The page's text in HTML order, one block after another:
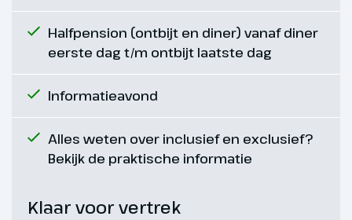
mooie stad Innsbruck, de
hoofdstad van Tirol. Innsbruck
heeft prachtige monumentale
gebouwen zoals de Hofburg en
het kasteel Fürstenburg met het
wandelen dan behoort dat ook
tot de mogelijkheden. Je wordt
gebracht waar je deze laatste
Halfpension (ontbijt en diner) vanaf diner
eerste dag t/m ontbijt laatste dag
Informatieavond
Alles weten over inclusief en exclusief?
Bekijk de praktische informatie
Klaar voor vertrek